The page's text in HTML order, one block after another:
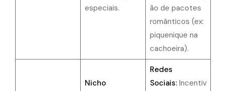
especiais.
ão de pacotes
românticos (ex:
piquenique na
cachoeira).
Nicho
Redes
Sociais:Incentiv